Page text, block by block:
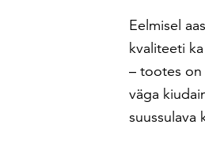
Eelmisel
kvaliteeti
– tootes on
väga
suussulava